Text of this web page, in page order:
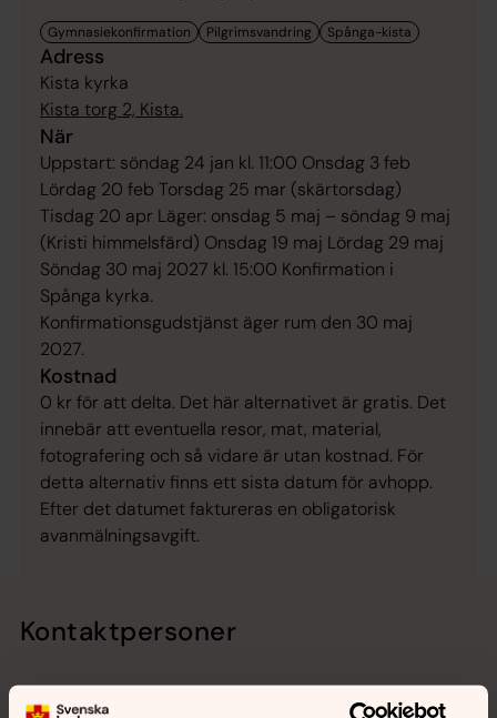
Adress
Kista kyrka
Kista torg 2, Kista.
När
Uppstart: söndag 24 jan kl. 11:00 Onsdag 3 feb
Lördag 20 feb Torsdag 25 mar (skärtorsdag)
Tisdag 20 apr Läger: onsdag 5 maj – söndag 9 maj
(Kristi himmelsfärd) Onsdag 19 maj Lördag 29 maj
Söndag 30 maj 2027 kl. 15:00 Konfirmation i
Spånga kyrka.
Konfirmationsgudstjänst äger rum den 30 maj
2027.
Kostnad
0 kr för att delta. Det här alternativet är gratis. Det
innebär att eventuella resor, mat, material,
fotografering och så vidare är utan kostnad. För
detta alternativ finns ett sista datum för avhopp.
Efter det datumet faktureras en obligatorisk
avanmälningsavgift.
Kontaktpersoner